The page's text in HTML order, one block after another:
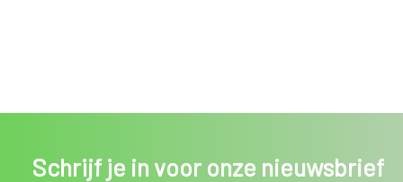
Schrijf je in voor onze nieuwsbrief